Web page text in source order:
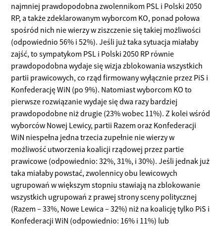
najmniej prawdopodobna zwolennikom PSL i Polski 2050
RP, a także zdeklarowanym wyborcom KO, ponad połowa
spośród nich nie wierzy w ziszczenie się takiej możliwości
(odpowiednio 56% i 52%). Jeśli już taka sytuacja miałaby
zajść, to sympatykom PSL i Polski 2050 RP równie
prawdopodobna wydaje się wizja zblokowania wszystkich
partii prawicowych, co rząd firmowany wyłącznie przez PiS i
Konfederację WiN (po 9%). Natomiast wyborcom KO to
pierwsze rozwiązanie wydaje się dwa razy bardziej
prawdopodobne niż drugie (23% wobec 11%). Z kolei wśród
wyborców Nowej Lewicy, partii Razem oraz Konfederacji
WiN niespełna jedna trzecia zupełnie nie wierzy w
możliwość utworzenia koalicji rządowej przez partie
prawicowe (odpowiednio: 32%, 31%, i 30%). Jeśli jednak już
taka miałaby powstać, zwolennicy obu lewicowych
ugrupowań w większym stopniu stawiają na zblokowanie
wszystkich ugrupowań z prawej strony sceny politycznej
(Razem – 33%, Nowe Lewica – 32%) niż na koalicję tylko PiS i
Konfederacji WiN (odpowiednio: 16% i 11%) lub